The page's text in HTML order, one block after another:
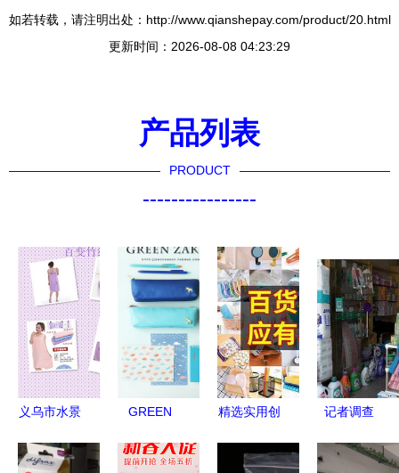
如若转载，请注明出处：http://www.qianshepay.com/product/20.html
更新时间：2026-08-08 04:23:29
产品列表
PRODUCT
----------------
义乌市水景
专注高品质
GREEN
果色木马
精选实用创
兼具格调与
记者调查
现“套牌蝇